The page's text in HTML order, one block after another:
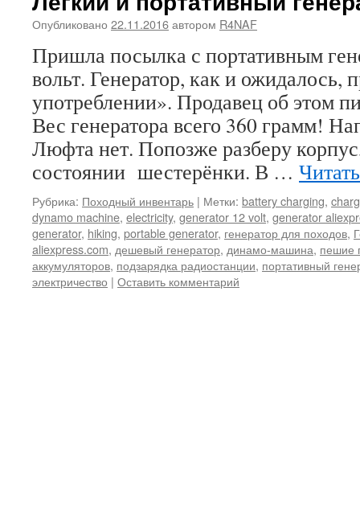
Опубликовано 22.11.2016автором R4NAF
Пришла посылка с портативным
вольт. Генератор, как и
употреблении». Продавец об этом
Вес генератора всего 360 грамм!
Люфта нет. Попозже разберу
состоянии шестерёнки. В …
Рубрика: Походный инвентарь | Метки: battery charging,
dynamo machine, electricity, generator 12 volt, generator
generator, hiking, portable generator, генератор для походов,
aliexpress.com, дешевый генератор, динамо-машина, пешие
аккумуляторов, подзарядка радиостанции, портативный
электричество | Оставить комментарий